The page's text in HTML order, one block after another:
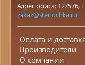
Адрес офиса: 127576,
zakaz@stenochka.ru
Оплата и
Производители
О компании